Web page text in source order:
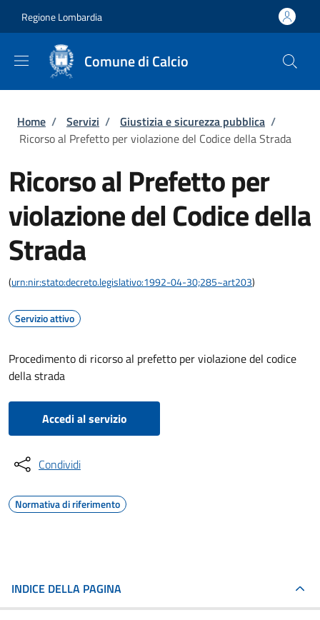
Regione Lombardia
Comune di Calcio
Briciole di pane
Home / Servizi / Giustizia e sicurezza pubblica /
Ricorso al Prefetto per violazione del Codice della Strada
Ricorso al Prefetto per
violazione del Codice della
Strada
(urn:nir:stato:decreto.legislativo:1992-04-30;285~art203)
Servizio attivo
Procedimento di ricorso al prefetto per violazione del codice
della strada
Accedi al servizio
Condividi
Normativa di riferimento
INDICE DELLA PAGINA